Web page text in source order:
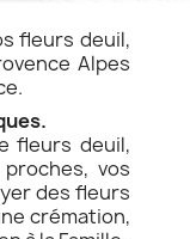
fleurs deuil,
Alpes
fleurs deuil,
vos
des fleurs
crémation,